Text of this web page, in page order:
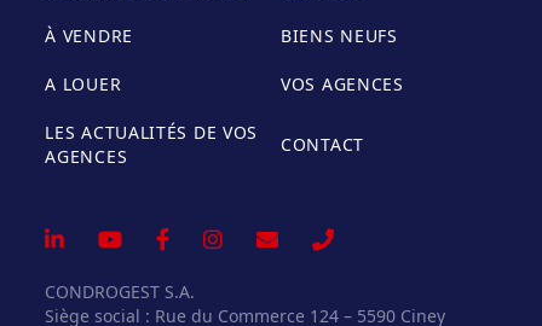
À VENDRE BIENS NEUFS
A LOUER VOS AGENCES
LES ACTUALITÉS DE VOS
AGENCES
CONTACT
CONDROGEST S.A.
Siège social : Rue du Commerce 124 – 5590 Ciney